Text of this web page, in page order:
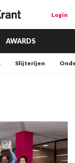
Login
AWARDS
Slijterijen